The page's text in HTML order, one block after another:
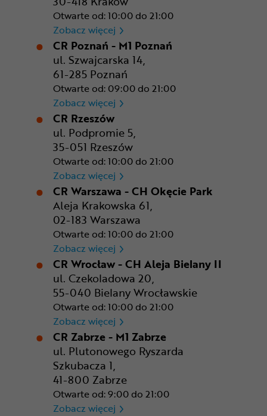
Otwarte od: 10:00 do 21:00
Zobacz więcej CR Kraków - Solvay Park
CR Poznań - M1 Poznań
ul. Szwajcarska 14,
61-285 Poznań
Otwarte od: 09:00 do 21:00
Zobacz więcej CR Poznań - M1 Poznań
CR Rzeszów
ul. Podpromie 5,
35-051 Rzeszów
Otwarte od: 10:00 do 21:00
Zobacz więcej CR Rzeszów
CR Warszawa - CH Okęcie Park
Aleja Krakowska 61,
02-183 Warszawa
Otwarte od: 10:00 do 21:00
Zobacz więcej CR Warszawa - CH Okęcie
CR Wrocław - CH Aleja Bielany II
ul. Czekoladowa 20,
55-040 Bielany Wrocławskie
Otwarte od: 10:00 do 21:00
Zobacz więcej CR Wrocław - CH Aleja
CR Zabrze - M1 Zabrze
ul. Plutonowego Ryszarda
Szkubacza 1,
41-800 Zabrze
Otwarte od: 9:00 do 21:00
Zobacz więcej CR Zabrze - M1 Zabrze